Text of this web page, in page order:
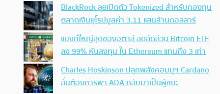
BlackRock ลุยเปิดตัว Tokenized สำหรับกองทุน
ตลาดเงินยุโรปมูลค่า 3.11 แสนล้านดอลลาร์
แบงก์ใหญ่สุดของอิตาลี ลดสัดส่วน Bitcoin ETF
ลง 99% หันลงทุน ใน Ethereum แทนถึง 3 เท่า
Charles Hoskinson ปลุกพลังคอมมูฯ Cardano
ลั่นต้องการพา ADA กลับมาเป็นผู้ชนะ